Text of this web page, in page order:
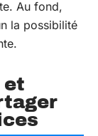
Au fond,
la possibilité
et